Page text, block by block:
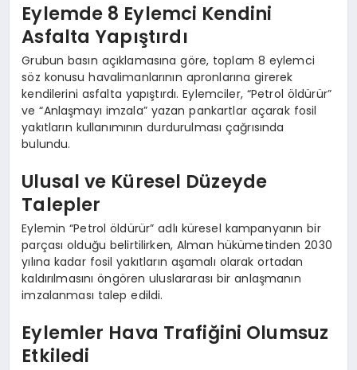
Eylemde 8 Eylemci Kendini
Asfalta Yapıştırdı
Grubun basın açıklamasına göre, toplam 8 eylemci
söz konusu havalimanlarının apronlarına girerek
kendilerini asfalta yapıştırdı. Eylemciler, “Petrol öldürür”
ve “Anlaşmayı imzala” yazan pankartlar açarak fosil
yakıtların kullanımının durdurulması çağrısında
bulundu.
Ulusal ve Küresel Düzeyde
Talepler
Eylemin “Petrol öldürür” adlı küresel kampanyanın bir
parçası olduğu belirtilirken, Alman hükümetinden 2030
yılına kadar fosil yakıtların aşamalı olarak ortadan
kaldırılmasını öngören uluslararası bir anlaşmanın
imzalanması talep edildi.
Eylemler Hava Trafiğini Olumsuz
Etkiledi